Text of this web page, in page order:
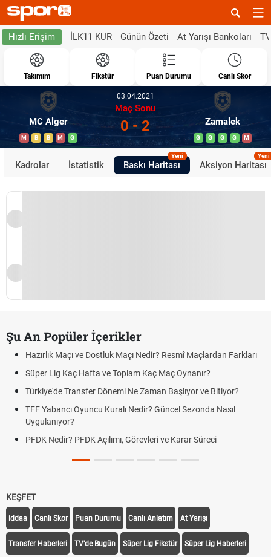
Hızlı Erişim İLK11 KUR Günün Özeti At Yarışı Bankoları
Takımım Fikstür Puan Durumu Canlı Skor
MC Alger
M B B M G
03.04.2021
Maç Sonu
0 - 2 Zamalek
G G G G M
Kadrolar İstatistik Baskı Haritası
Yeni
Aksiyon Haritası
Yeni
Şu An Popüler İçerikler
Hazırlık Maçı ve Dostluk Maçı Nedir? Resmî Maçlardan Farkları
Süper Lig Kaç Hafta ve Toplam Kaç Maç Oynanır?
Türkiye'de Transfer Dönemi Ne Zaman Başlıyor ve Bitiyor?
TFF Yabancı Oyuncu Kuralı Nedir? Güncel Sezonda Nasıl
Uygulanıyor?
PFDK Nedir? PFDK Açılımı, Görevleri ve Karar Süreci
KEŞFET
iddaa Canlı Skor Puan Durumu Canlı Anlatım At Yarışı
Transfer Haberleri TV'de Bugün Süper Lig Fikstür Süper Lig Haberleri